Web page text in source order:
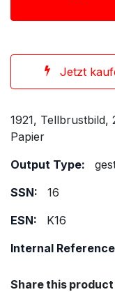
Jetzt
1921, Tellbrustbild,
Papier
Output Type:
SSN:
16
ESN:
K16
Internal
Share this product